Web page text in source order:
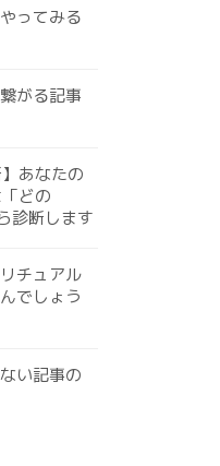
ってみる
がる記事
あなたの
どの
診断します
チュアル
でしょう
い記事の